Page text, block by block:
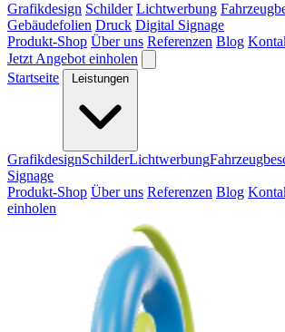
Grafikdesign Schilder Lichtwerbung
Gebäudefolien Druck Digital Signage
Produkt-Shop Über uns Referenzen Blog
Jetzt Angebot einholen
Startseite
GrafikdesignSchilderLichtwerbung
Signage
Produkt-Shop Über uns Referenzen Blog
einholen